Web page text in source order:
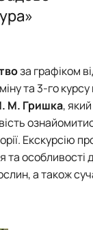
за графіком
та 3-го
М. Гришка,
Екскурсію
та
а також